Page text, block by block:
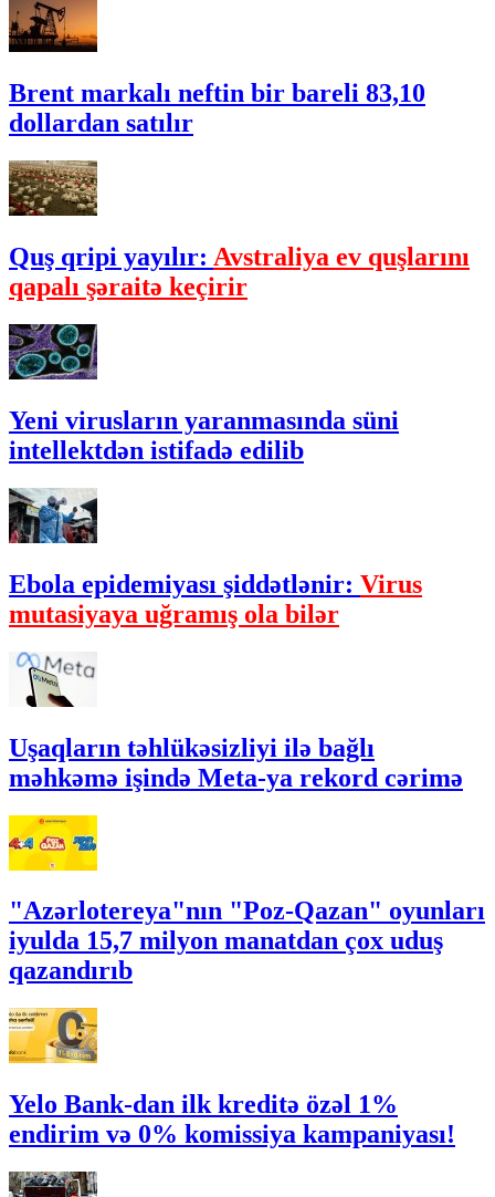
Brent markalı neftin bir bareli 83,10
dollardan satılır
Quş qripi yayılır: Avstraliya ev quşlarını
qapalı şəraitə keçirir
Yeni virusların yaranmasında süni
intellektdən istifadə edilib
Ebola epidemiyası şiddətlənir: Virus
mutasiyaya uğramış ola bilər
Uşaqların təhlükəsizliyi ilə bağlı
məhkəmə işində Meta-ya rekord cərimə
"Azərlotereya"nın "Poz-Qazan" oyunları
iyulda 15,7 milyon manatdan çox uduş
qazandırıb
Yelo Bank-dan ilk kreditə özəl 1%
endirim və 0% komissiya kampaniyası!